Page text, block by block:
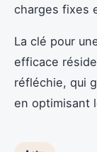
charges fixes
La clé pour
efficace
réfléchie, qui
en optimisant